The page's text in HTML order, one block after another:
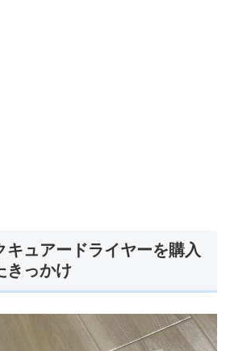
キュアードライヤーを購入
きっかけ